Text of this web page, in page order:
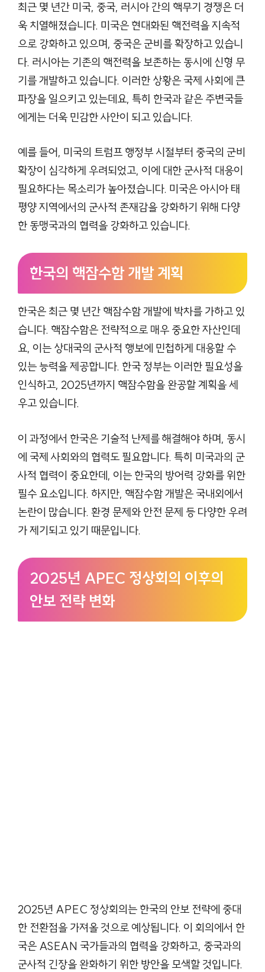
최근 몇 년간 미국, 중국, 러시아 간의 핵무기 경쟁은 더
욱 치열해졌습니다. 미국은 현대화된 핵전력을 지속적
으로 강화하고 있으며, 중국은 군비를 확장하고 있습니
다. 러시아는 기존의 핵전력을 보존하는 동시에 신형 무
기를 개발하고 있습니다. 이러한 상황은 국제 사회에 큰
파장을 일으키고 있는데요, 특히 한국과 같은 주변국들
에게는 더욱 민감한 사안이 되고 있습니다.
예를 들어, 미국의 트럼프 행정부 시절부터 중국의 군비
확장이 심각하게 우려되었고, 이에 대한 군사적 대응이
필요하다는 목소리가 높아졌습니다. 미국은 아시아 태
평양 지역에서의 군사적 존재감을 강화하기 위해 다양
한 동맹국과의 협력을 강화하고 있습니다.
한국의 핵잠수함 개발 계획
한국은 최근 몇 년간 핵잠수함 개발에 박차를 가하고 있
습니다. 핵잠수함은 전략적으로 매우 중요한 자산인데
요, 이는 상대국의 군사적 행보에 민첩하게 대응할 수
있는 능력을 제공합니다. 한국 정부는 이러한 필요성을
인식하고, 2025년까지 핵잠수함을 완공할 계획을 세
우고 있습니다.
이 과정에서 한국은 기술적 난제를 해결해야 하며, 동시
에 국제 사회와의 협력도 필요합니다. 특히 미국과의 군
사적 협력이 중요한데, 이는 한국의 방어력 강화를 위한
필수 요소입니다. 하지만, 핵잠수함 개발은 국내외에서
논란이 많습니다. 환경 문제와 안전 문제 등 다양한 우려
가 제기되고 있기 때문입니다.
2025년 APEC 정상회의 이후의
안보 전략 변화
2025년 APEC 정상회의는 한국의 안보 전략에 중대
한 전환점을 가져올 것으로 예상됩니다. 이 회의에서 한
국은 ASEAN 국가들과의 협력을 강화하고, 중국과의
군사적 긴장을 완화하기 위한 방안을 모색할 것입니다.